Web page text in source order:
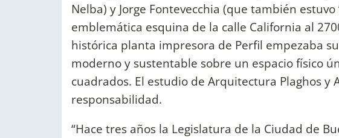
Nelba) y Jorge Fontevecchia (que también estuvo
emblemática esquina de la calle California al
histórica planta impresora de Perfil empezaba
moderno y sustentable sobre un espacio físico
cuadrados. El estudio de Arquitectura Plaghos y
responsabilidad.
“Hace tres años la Legislatura de la Ciudad de